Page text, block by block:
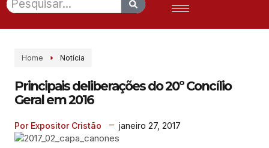
Home Notícia
Principais deliberações do 20º Concílio
Geral em 2016
Por Expositor Cristão janeiro 27, 2017